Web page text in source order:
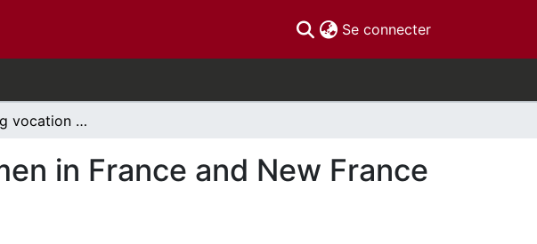
Se connecter(current)
The changing vocation of religious women in France and New France case studies, 1600-1700.
in France and New France